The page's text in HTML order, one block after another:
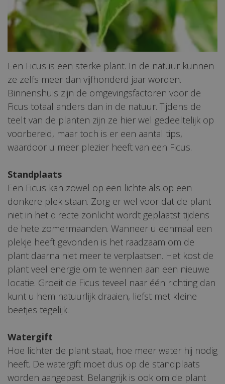
Een Ficus is een sterke plant. In de natuur kunnen
ze zelfs meer dan vijfhonderd jaar worden.
Binnenshuis zijn de omgevingsfactoren voor de
Ficus totaal anders dan in de natuur. Tijdens de
teelt van de planten zijn ze hier wel gedeeltelijk op
voorbereid, maar toch is er een aantal tips,
waardoor u meer plezier heeft van een Ficus.
Standplaats
Een Ficus kan zowel op een lichte als op een
donkere plek staan. Zorg er wel voor dat de plant
niet in het directe zonlicht wordt geplaatst tijdens
de hete zomermaanden. Wanneer u eenmaal een
plekje heeft gevonden is het raadzaam om de
plant daarna niet meer te verplaatsen. Het kost de
plant veel energie om te wennen aan een nieuwe
locatie. Groeit de Ficus teveel naar één richting dan
kunt u hem natuurlijk draaien, liefst met kleine
beetjes tegelijk.
Watergift
Hoe lichter de plant staat, hoe meer water hij nodig
heeft. De watergift moet dus op de standplaats
worden aangepast. Belangrijk is ook om de plant